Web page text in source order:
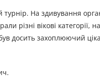
На здивування
різні вікові
досить захоплюючий